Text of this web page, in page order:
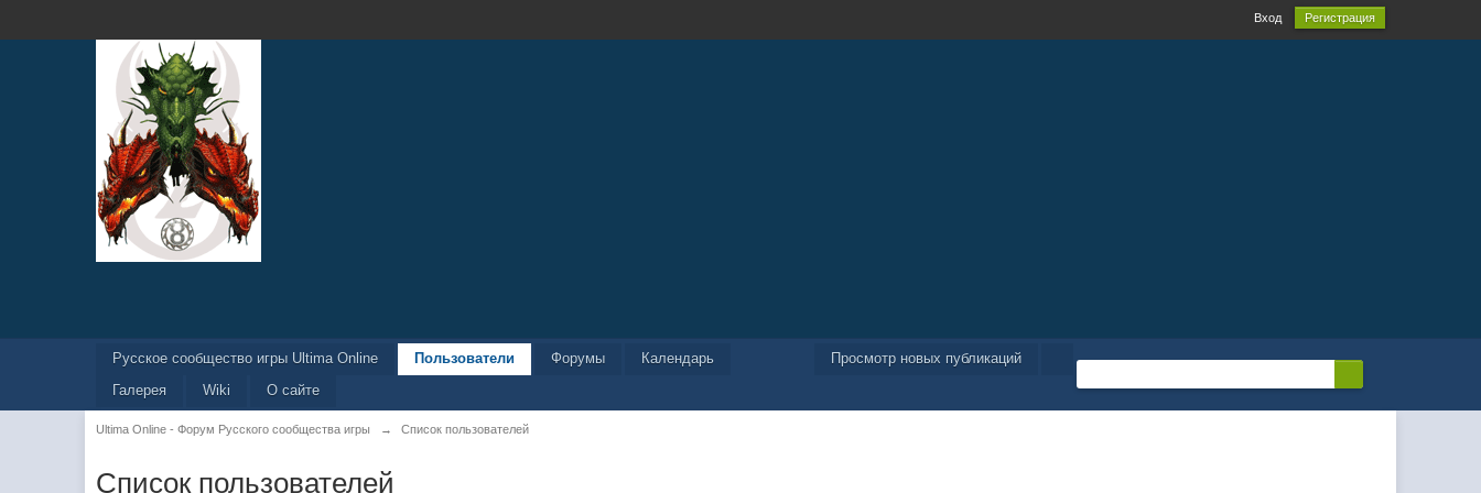
Вход Регистрация
Просмотр новых публикаций
Русское сообщество игры Ultima Online Пользователи Форумы
Календарь
Галерея
Wiki О сайте
Ultima Online - Форум Русского сообщества игры → Список пользователей
Список пользователей